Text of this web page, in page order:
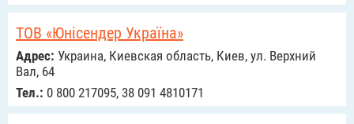
ТОВ «Юнісендер Україна»
Адрес: Украина, Киевская область, Киев, ул. Верхний
Вал, 64
Тел.: 0 800 217095, 38 091 4810171